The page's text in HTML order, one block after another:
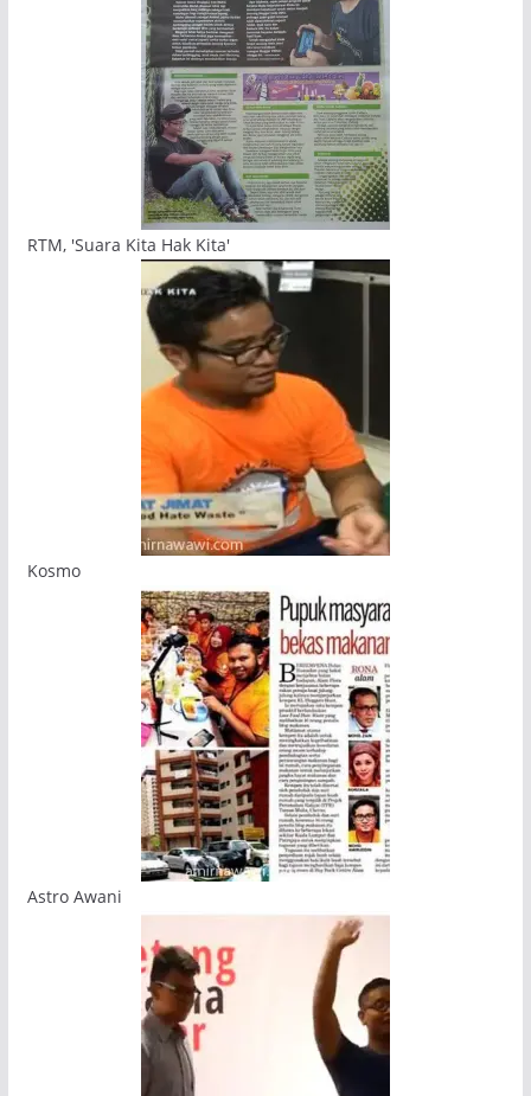
RTM, 'Suara Kita Hak Kita'
Kosmo
Astro Awani